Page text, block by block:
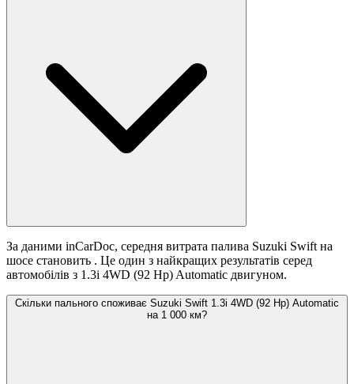
За даними inCarDoc, середня витрата палива Suzuki Swift на
шосе становить . Це один з найкращих результатів серед
автомобілів з 1.3i 4WD (92 Hp) Automatic двигуном.
Скільки пального споживає Suzuki Swift 1.3i 4WD (92 Hp) Automatic
на 1 000 км?